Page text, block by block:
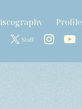
Profile
Staff